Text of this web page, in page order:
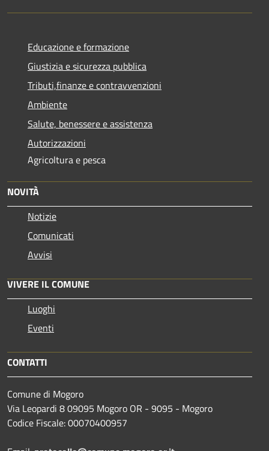
Educazione e formazione
Giustizia e sicurezza pubblica
Tributi,finanze e contravvenzioni
Ambiente
Salute, benessere e assistenza
Autorizzazioni
Agricoltura e pesca
NOVITÀ
Notizie
Comunicati
Avvisi
VIVERE IL COMUNE
Luoghi
Eventi
CONTATTI
Comune di Mogoro
Via Leopardi 8 09095 Mogoro OR - 9095 - Mogoro
Codice Fiscale: 00070400957